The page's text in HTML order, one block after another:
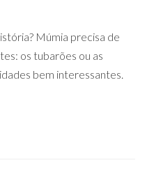
Múmia precisa de
os tubarões ou as
bem interessantes.